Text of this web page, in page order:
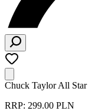
Chuck Taylor All Star
RRP: 299.00 PLN